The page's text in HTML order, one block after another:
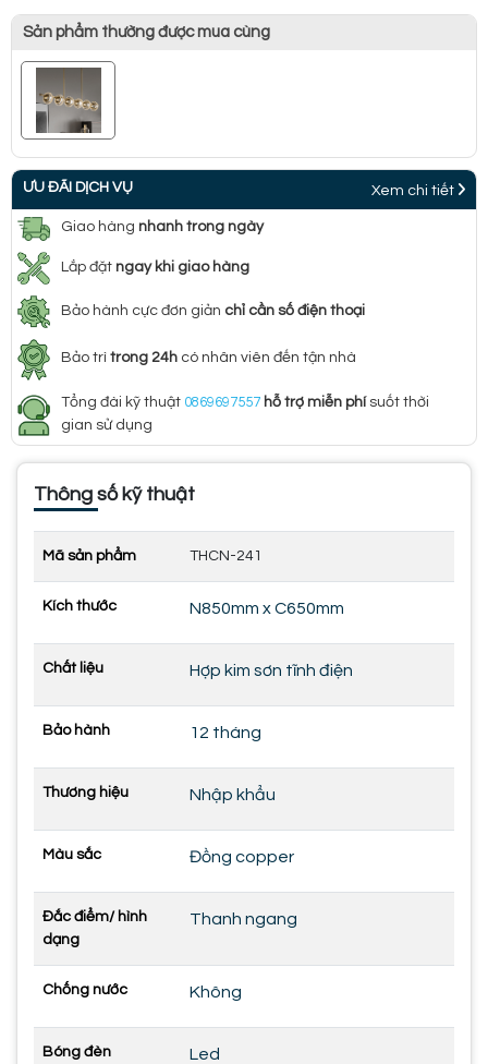
Sản phẩm thường được mua cùng
ƯU ĐÃI DỊCH VỤ Xem chi tiết
Giao hàng nhanh trong ngày
Lắp đặt ngay khi giao hàng
Bảo hành cực đơn giản chỉ cần số điện thoại
Bảo trì trong 24h có nhân viên đến tận nhà
Tổng đài kỹ thuật 0869697557 hỗ trợ miễn phísuốt thời
gian sử dụng
Thông số kỹ thuật
Mã sản phẩm THCN-241
Kích thước N850mm x C650mm
Chất liệu Hợp kim sơn tĩnh điện
Bảo hành 12 tháng
Thương hiệu Nhập khẩu
Màu sắc Đồng copper
Đắc điểm/ hình
dạng
Thanh ngang
Chống nước Không
Bóng đèn Led